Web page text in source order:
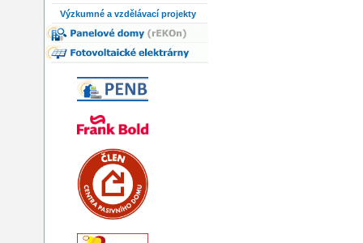
Výzkumné a vzdělávací projekty